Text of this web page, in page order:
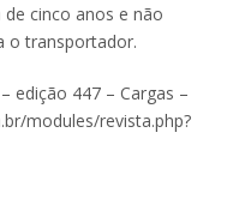
cinco anos e não
o transportador.
edição 447 – Cargas –
modules/revista.php?